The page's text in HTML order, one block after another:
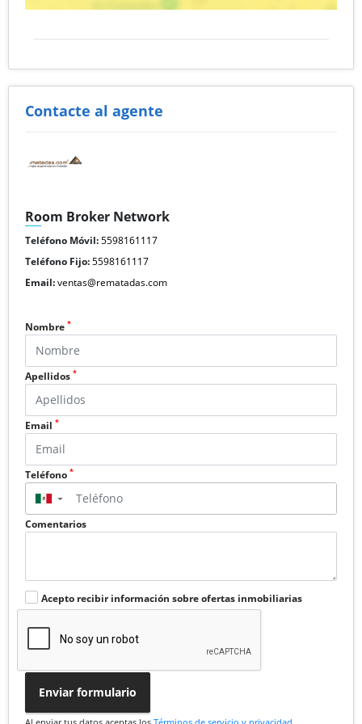
Contacte al agente
Room Broker Network
Teléfono Móvil:5598161117
Teléfono Fijo:5598161117
Email:ventas@rematadas.com
Nombre *
Apellidos *
Email *
Teléfono *
▼
Comentarios
Acepto recibir información sobre ofertas inmobiliarias
Enviar formulario